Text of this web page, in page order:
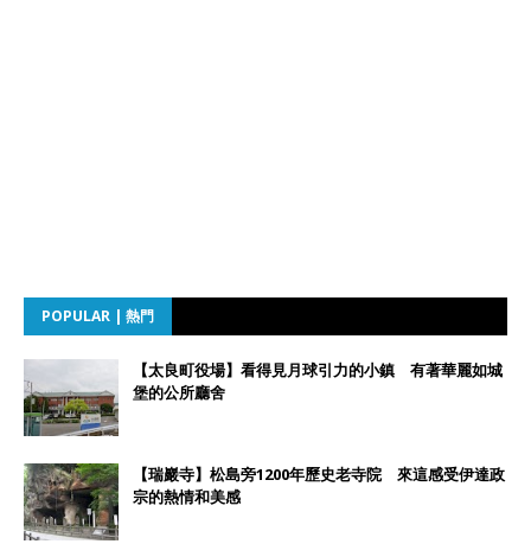
POPULAR | 熱門
【太良町役場】看得見月球引力的小鎮 有著華麗如城
堡的公所廳舍
【瑞巖寺】松島旁1200年歷史老寺院 來這感受伊達政
宗的熱情和美感